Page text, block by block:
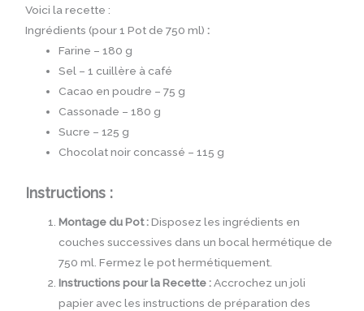
Voici la recette :
Ingrédients (pour 1 Pot de 750 ml) :
Farine – 180 g
Sel – 1 cuillère à café
Cacao en poudre – 75 g
Cassonade – 180 g
Sucre – 125 g
Chocolat noir concassé – 115 g
Instructions :
Montage du Pot :Disposez les ingrédients en
couches successives dans un bocal hermétique de
750 ml. Fermez le pot hermétiquement.
Instructions pour la Recette :Accrochez un joli
papier avec les instructions de préparation des